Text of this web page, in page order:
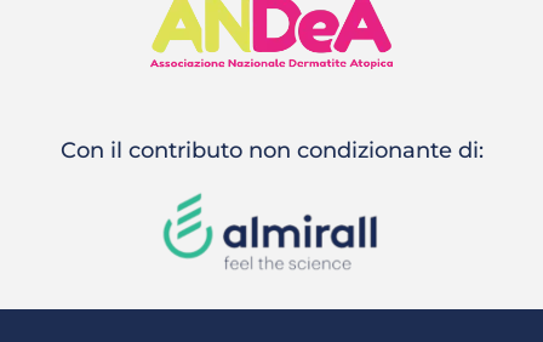
Con il contributo non condizionante di: